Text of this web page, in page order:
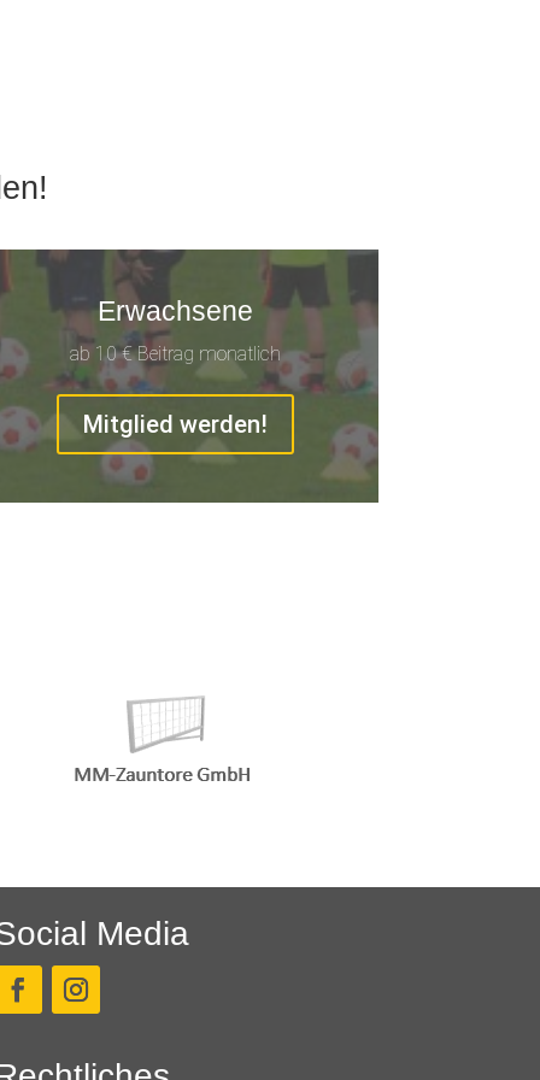
Erwachsene
ab 10 € Beitrag monatlich
Mitglied werden!
Media